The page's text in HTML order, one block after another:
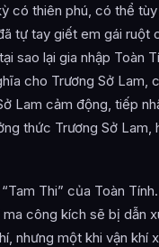
có thiên phú, có thể
tự tay giết em gái ruột
sao lại gia nhập Toàn
cho Trương Sở Lam,
Lam cảm động, tiếp
thức Trương Sở Lam,
Thi” của Toàn
công kích sẽ bị dẫn
nhưng một khi vận khí